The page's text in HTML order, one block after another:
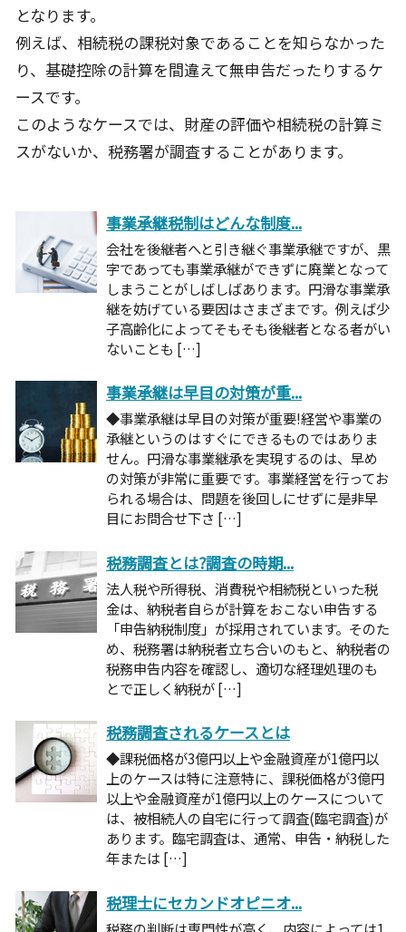
となります。
例えば、相続税の課税対象であることを知らなかった
り、基礎控除の計算を間違えて無申告だったりするケ
ースです。
このようなケースでは、財産の評価や相続税の計算ミ
スがないか、税務署が調査することがあります。
事業承継税制はどんな制度...
会社を後継者へと引き継ぐ事業承継ですが、黒
字であっても事業承継ができずに廃業となって
しまうことがしばしばあります。円滑な事業承
継を妨げている要因はさまざまです。例えば少
子高齢化によってそもそも後継者となる者がい
ないことも […]
事業承継は早目の対策が重...
◆事業承継は早目の対策が重要!経営や事業の
承継というのはすぐにできるものではありま
せん。円滑な事業継承を実現するのは、早め
の対策が非常に重要です。事業経営を行ってお
られる場合は、問題を後回しにせずに是非早
目にお問合せ下さ […]
税務調査とは?調査の時期...
法人税や所得税、消費税や相続税といった税
金は、納税者自らが計算をおこない申告する
「申告納税制度」が採用されています。そのた
め、税務署は納税者立ち合いのもと、納税者の
税務申告内容を確認し、適切な経理処理のも
とで正しく納税が […]
税務調査されるケースとは
◆課税価格が3億円以上や金融資産が1億円以
上のケースは特に注意特に、課税価格が3億円
以上や金融資産が1億円以上のケースについて
は、被相続人の自宅に行って調査(臨宅調査)が
あります。臨宅調査は、通常、申告・納税した
年または […]
税理士にセカンドオピニオ...
税務の判断は専門性が高く、内容によっては1